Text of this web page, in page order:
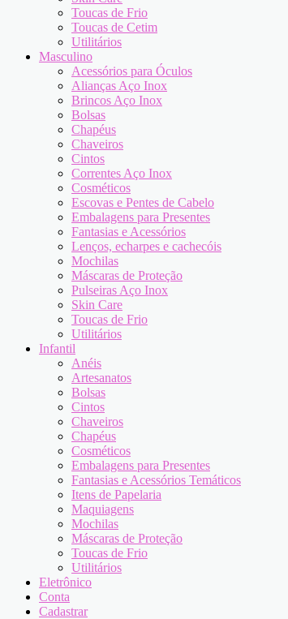
Toucas de Frio
Toucas de Cetim
Utilitários
Masculino
Acessórios para Óculos
Alianças Aço Inox
Brincos Aço Inox
Bolsas
Chapéus
Chaveiros
Cintos
Correntes Aço Inox
Cosméticos
Escovas e Pentes de Cabelo
Embalagens para Presentes
Fantasias e Acessórios
Lenços, echarpes e cachecóis
Mochilas
Máscaras de Proteção
Pulseiras Aço Inox
Skin Care
Toucas de Frio
Utilitários
Infantil
Anéis
Artesanatos
Bolsas
Cintos
Chaveiros
Chapéus
Cosméticos
Embalagens para Presentes
Fantasias e Acessórios Temáticos
Itens de Papelaria
Maquiagens
Mochilas
Máscaras de Proteção
Toucas de Frio
Utilitários
Eletrônico
Conta
Cadastrar